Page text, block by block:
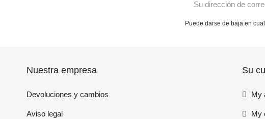
Puede darse de baja en
Nuestra empresa
Devoluciones y cambios
Aviso legal
Su
My
My